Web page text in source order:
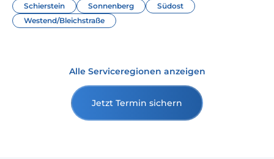
Schierstein
Sonnenberg
Südost
Westend/Bleichstraße
Alle Serviceregionen anzeigen
Jetzt Termin sichern